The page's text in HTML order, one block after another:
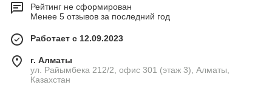
Рейтинг не сформирован
Менее 5 отзывов за последний год
Работает с 12.09.2023
г. Алматы
ул. Райымбека 212/2, офис 301 (этаж 3), Алматы,
Казахстан